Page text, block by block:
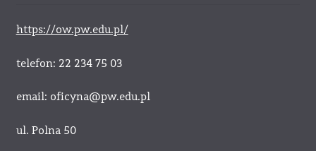
https://ow.pw.edu.pl/
telefon: 22 234 75 03
email: oficyna@pw.edu.pl
ul. Polna 50